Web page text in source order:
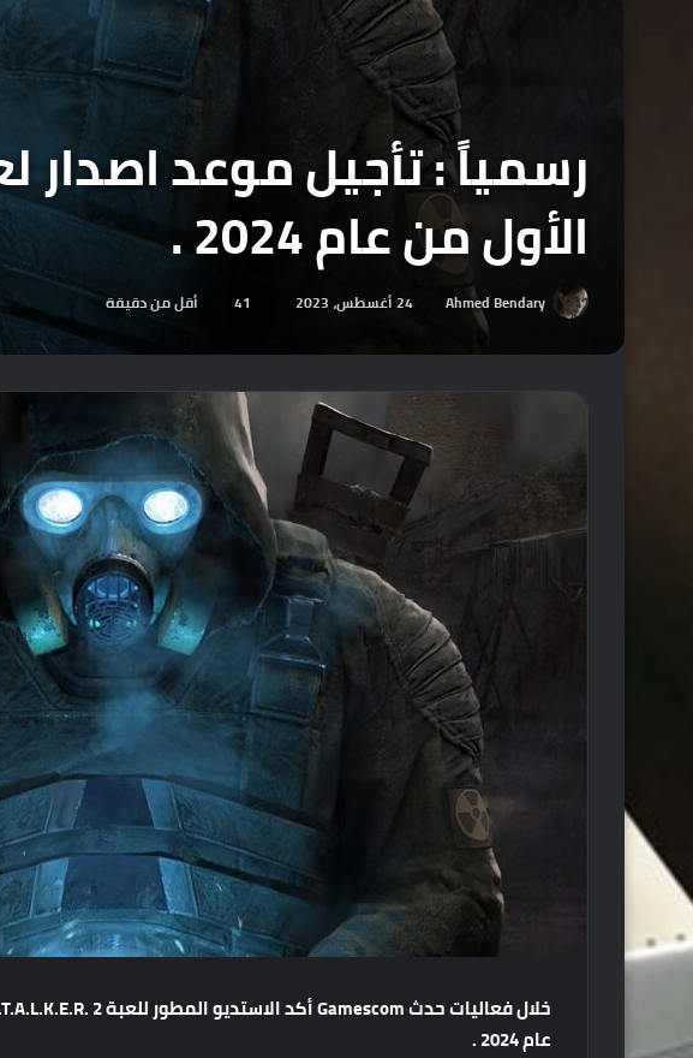
الأول من عام 2024 .
Ahmed Bendary 24 أغسطس، 2023 41 أقل من دقيقة
خلالفعالياتحدث أكدالاستديوالمطورللعبة
عام